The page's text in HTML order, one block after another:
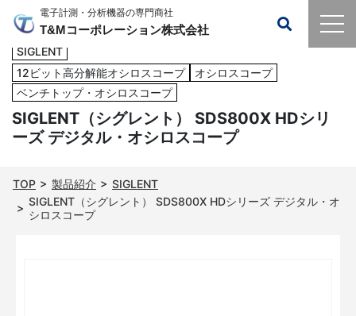
電子計測・分析機器の専門商社
T&Mコーポレーション株式会社
SIGLENT
12ビット高分解能オシロスコープ
オシロスコープ
ベンチトップ・オシロスコープ
SIGLENT（シグレント） SDS800X HDシリ
ーズ デジタル・オシロスコープ
TOP 製品紹介
SIGLENT
SIGLENT（シグレント） SDS800X HDシリーズ デジタル・オ
シロスコープ